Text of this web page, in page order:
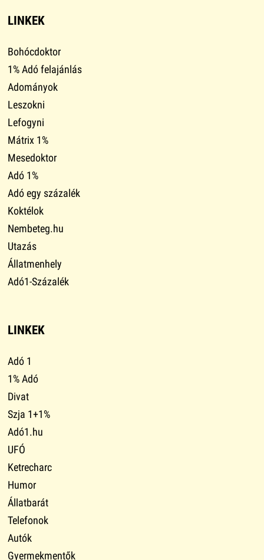
LINKEK
Bohócdoktor
1% Adó felajánlás
Adományok
Leszokni
Lefogyni
Mátrix 1%
Mesedoktor
Adó 1%
Adó egy százalék
Koktélok
Nembeteg.hu
Utazás
Állatmenhely
Adó1-Százalék
LINKEK
Adó 1
1% Adó
Divat
Szja 1+1%
Adó1.hu
UFÓ
Ketrecharc
Humor
Állatbarát
Telefonok
Autók
Gyermekmentők